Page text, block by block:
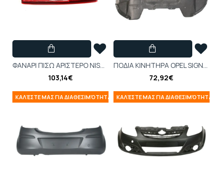
ΦΑΝΑΡΙ ΠΙΣΩ ΑΡΙΣΤΕΡΟ NISSAN NAVARA D40, PATHFINDER III R51 01.05-01.15 - 215-19K6L-LD-UE
103,14€
ΠΟΔΙΑ ΚΙΝΗΤΗΡΑ OPEL SIGNUM, VECTRA C, VECTRA C GTS 04.02- 150806
72,92€
ΚΑΛΈΣΤΕ ΜΑΣ ΓΙΑ ΔΙΑΘΕΣΙΜΌΤΗΤΑ ΚΑΛΈΣΤΕ ΜΑΣ ΓΙΑ ΔΙΑΘΕΣΙΜΌΤΗΤΑ